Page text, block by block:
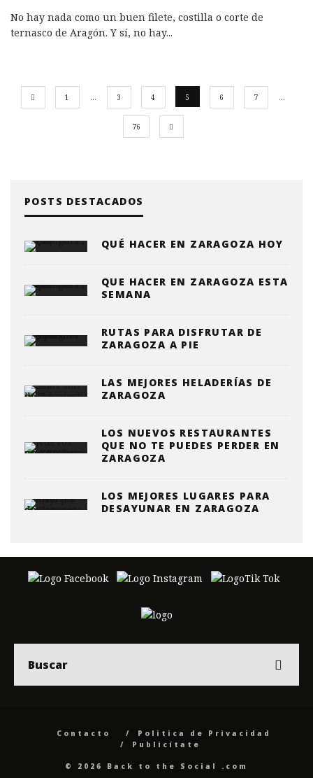
No hay nada como un buen filete, costilla o corte de
ternasco de Aragón. Y sí, no hay...
1 … 3 4 5 6 7 …
76
POSTS DESTACADOS
QUÉ HACER EN ZARAGOZA HOY
QUE HACER EN ZARAGOZA ESTA
SEMANA
RUTAS PARA DISFRUTAR DE
ZARAGOZA A PIE
LAS MEJORES HELADERÍAS DE
ZARAGOZA
LOS NUEVOS RESTAURANTES
QUE NO TE PUEDES PERDER EN
ZARAGOZA
LOS MEJORES LUGARES PARA
DESAYUNAR EN ZARAGOZA
Contacto
Politica de Privacidad
Publicítate
© 2026 Back to the Social .com